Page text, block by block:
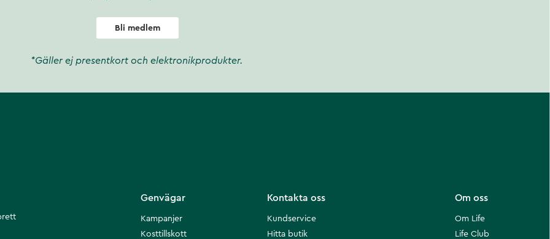
Bli medlem
*Gäller ej presentkort och elektronikprodukter.
Om oss
Om Life
Life Club
Kontakta oss
Kundservice
Hitta butik
Genvägar
Kampanjer
Kosttillskott